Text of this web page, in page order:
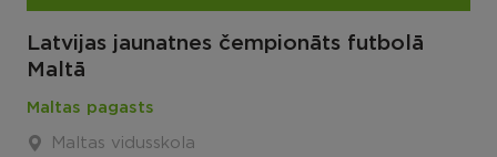
Latvijas jaunatnes čempionāts futbolā
Maltā
Maltas pagasts
Maltas vidusskola